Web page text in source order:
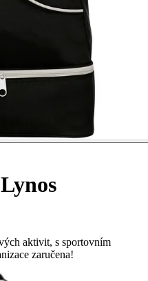
aktivit, s sportovním
zaručena!